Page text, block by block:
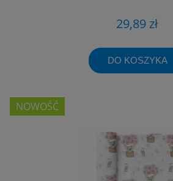
29,89 zł
DO KOSZYKA
NOWOŚĆ